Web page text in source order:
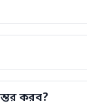
করব?